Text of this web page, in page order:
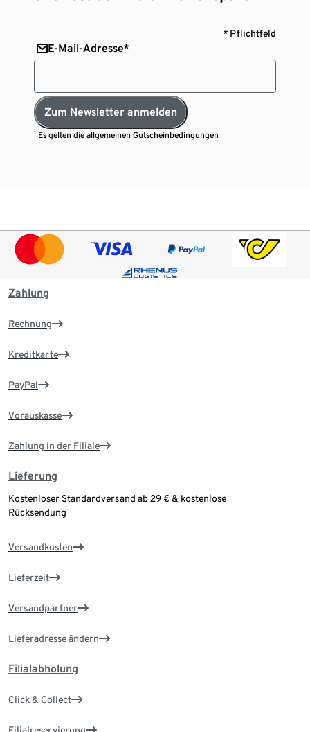
* Pflichtfeld
E-Mail-Adresse*
Zum Newsletter anmelden
¹ Es gelten dieallgemeinen Gutscheinbedingungen
Zahlung
Rechnung
Kreditkarte
PayPal
Vorauskasse
Zahlung in der Filiale
Lieferung
Kostenloser Standardversand ab 29 € & kostenlose
Rücksendung
Versandkosten
Lieferzeit
Versandpartner
Lieferadresse ändern
Filialabholung
Click & Collect